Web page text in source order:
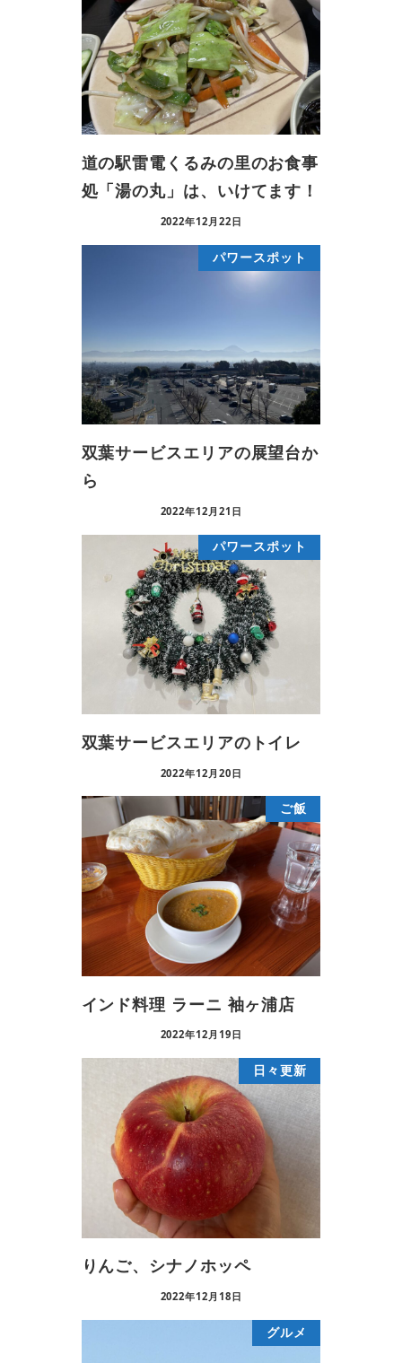
道の駅雷電くるみの里のお食事
処「湯の丸」は、いけてます！
2022年12月22日
パワースポット
双葉サービスエリアの展望台か
ら
2022年12月21日
パワースポット
双葉サービスエリアのトイレ
2022年12月20日
ご飯
インド料理 ラーニ 袖ヶ浦店
2022年12月19日
日々更新
りんご、シナノホッペ
2022年12月18日
グルメ